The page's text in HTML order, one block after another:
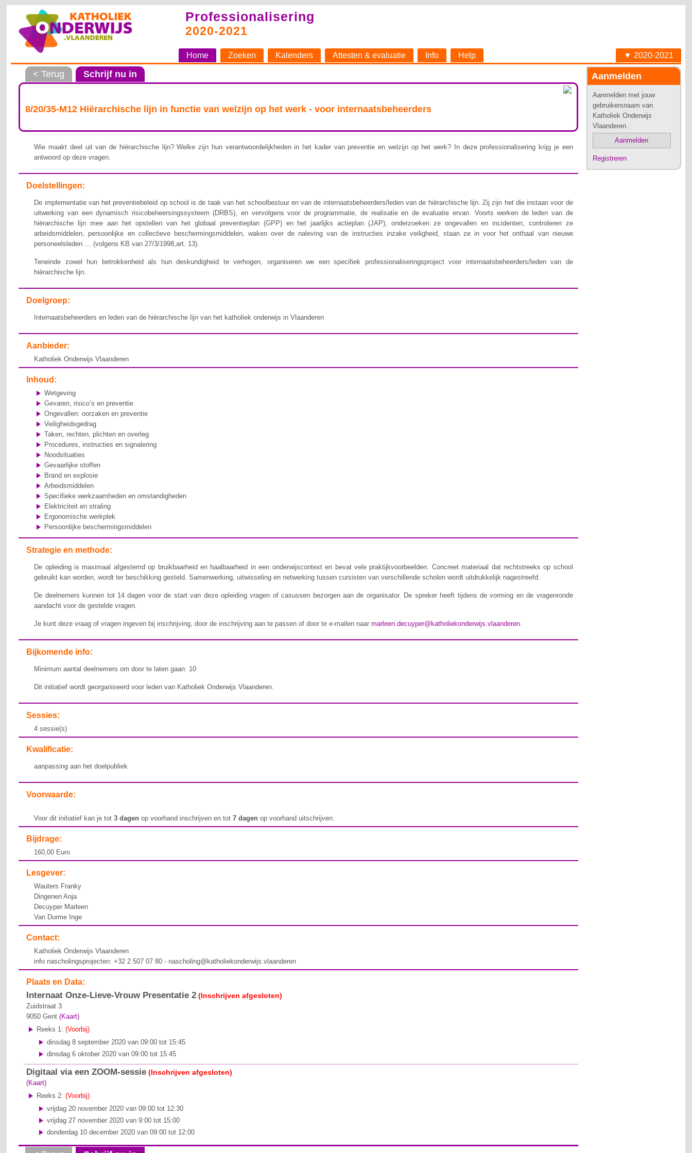
Professionalisering
2020-2021
Home Zoeken Kalenders Attesten & evaluatie Info Help ▼ 2020-2021
Aanmelden
Aanmelden met jouw
gebruikersnaam van
Katholiek Onderwijs
Vlaanderen.
Aanmelden
Registreren
< Terug Schrijf nu in
8/20/35-M12 Hiërarchische lijn in functie van welzijn op het werk - voor internaatsbeheerders
Wie maakt deel uit van de hiërarchische lijn? Welke zijn hun verantwoordelijkheden in het kader van preventie en welzijn op het werk? In deze professionalisering krijg je een
antwoord op deze vragen.
Doelstellingen:
De implementatie van het preventiebeleid op school is de taak van het schoolbestuur en van de internaatsbeheerders/leden van de hiërarchische lijn. Zij zijn het die instaan voor de
uitwerking van een dynamisch risicobeheersingssysteem (DRBS), en vervolgens voor de programmatie, de realisatie en de evaluatie ervan. Voorts werken de leden van de
hiërarchische lijn mee aan het opstellen van het globaal preventieplan (GPP) en het jaarlijks actieplan (JAP), onderzoeken ze ongevallen en incidenten, controleren ze
arbeidsmiddelen, persoonlijke en collectieve beschermingsmiddelen, waken over de naleving van de instructies inzake veiligheid, staan ze in voor het onthaal van nieuwe
personeelsleden … (volgens KB van 27/3/1998,art. 13).
Teneinde zowel hun betrokkenheid als hun deskundigheid te verhogen, organiseren we een specifiek professionaliseringsproject voor internaatsbeheerders/leden van de
hiërarchische lijn.
Doelgroep:
Internaatsbeheerders en leden van de hiërarchische lijn van het katholiek onderwijs in Vlaanderen
Aanbieder:
Katholiek Onderwijs Vlaanderen
Inhoud:
Wetgeving
Gevaren, risico’s en preventie
Ongevallen: oorzaken en preventie
Veiligheidsgedrag
Taken, rechten, plichten en overleg
Procedures, instructies en signalering
Noodsituaties
Gevaarlijke stoffen
Brand en explosie
Arbeidsmiddelen
Specifieke werkzaamheden en omstandigheden
Elektriciteit en straling
Ergonomische werkplek
Persoonlijke beschermingsmiddelen
Strategie en methode:
De opleiding is maximaal afgestemd op bruikbaarheid en haalbaarheid in een onderwijscontext en bevat vele praktijkvoorbeelden. Concreet materiaal dat rechtstreeks op school
gebruikt kan worden, wordt ter beschikking gesteld. Samenwerking, uitwisseling en netwerking tussen cursisten van verschillende scholen wordt uitdrukkelijk nagestreefd.
De deelnemers kunnen tot 14 dagen voor de start van deze opleiding vragen of casussen bezorgen aan de organisator. De spreker heeft tijdens de vorming en de vragenronde
aandacht voor de gestelde vragen.
Je kunt deze vraag of vragen ingeven bij inschrijving, door de inschrijving aan te passen of door te e-mailen naarmarleen.decuyper@katholiekonderwijs.vlaanderen.
Bijkomende info:
Minimum aantal deelnemers om door te laten gaan: 10
Dit initiatief wordt georganiseerd voor leden van Katholiek Onderwijs Vlaanderen.
Sessies:
4 sessie(s)
Kwalificatie:
aanpassing aan het doelpubliek
Voorwaarde:
Voor dit initiatief kan je tot3 dagen op voorhand inschrijven en tot7 dagenop voorhand uitschrijven.
Bijdrage:
160,00 Euro
Lesgever:
Wauters Franky
Dingenen Anja
Decuyper Marleen
Van Durme Inge
Contact:
Katholiek Onderwijs Vlaanderen
info nascholingsprojecten: +32 2 507 07 80 - nascholing@katholiekonderwijs.vlaanderen
Plaats en Data:
Internaat Onze-Lieve-Vrouw Presentatie 2 (Inschrijven afgesloten)
Zuidstraat 3
9050 Gent (Kaart)
Reeks 1:(Voorbij)
dinsdag 8 september 2020 van 09:00 tot 15:45
dinsdag 6 oktober 2020 van 09:00 tot 15:45
Digitaal via een ZOOM-sessie (Inschrijven afgesloten)
(Kaart)
Reeks 2:(Voorbij)
vrijdag 20 november 2020 van 09:00 tot 12:30
vrijdag 27 november 2020 van 9:00 tot 15:00
donderdag 10 december 2020 van 09:00 tot 12:00